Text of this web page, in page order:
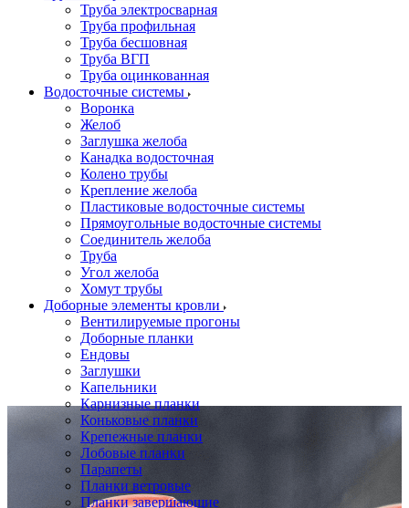
Труба электросварная
Труба профильная
Труба бесшовная
Труба ВГП
Труба оцинкованная
Водосточные системы
Воронка
Желоб
Заглушка желоба
Канадка водосточная
Колено трубы
Крепление желоба
Пластиковые водосточные системы
Прямоугольные водосточные системы
Соединитель желоба
Труба
Угол желоба
Хомут трубы
Доборные элементы кровли
Вентилируемые прогоны
Доборные планки
Ендовы
Заглушки
Капельники
Карнизные планки
Коньковые планки
Крепежные планки
Лобовые планки
Парапеты
Планки ветровые
Планки завершающие